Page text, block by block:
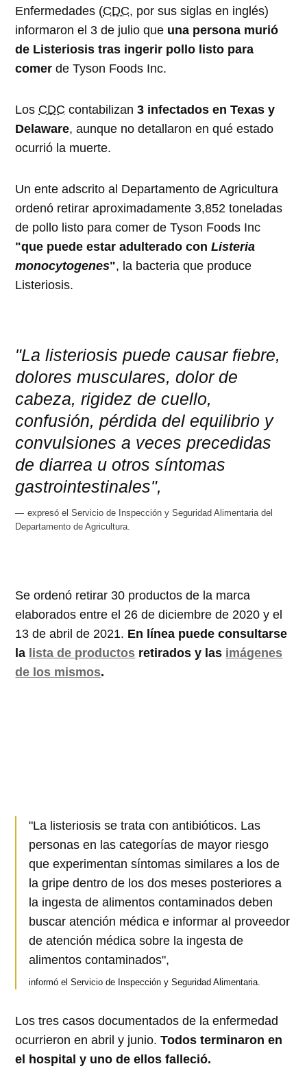
Enfermedades (CDC, por sus siglas en inglés)
informaron el 3 de julio que una persona murió
de Listeriosis tras ingerir pollo listo para
comer de Tyson Foods Inc.
Los CDC contabilizan3 infectados en Texas y
Delaware, aunque no detallaron en qué estado
ocurrió la muerte.
Un ente adscrito al Departamento de Agricultura
ordenó retirar aproximadamente 3,852 toneladas
de pollo listo para comer de Tyson Foods Inc
"que puede estar adulterado conListeria
monocytogenes", la bacteria que produce
Listeriosis.
"La listeriosis puede causar fiebre,
dolores musculares, dolor de
cabeza, rigidez de cuello,
confusión, pérdida del equilibrio y
convulsiones a veces precedidas
de diarrea u otros síntomas
gastrointestinales",
expresó el Servicio de Inspección y Seguridad Alimentaria del
Departamento de Agricultura.
Se ordenó retirar 30 productos de la marca
elaborados entre el 26 de diciembre de 2020 y el
13 de abril de 2021. En línea puede consultarse
la lista de productos retirados y las imágenes
de los mismos.
"La listeriosis se trata con antibióticos. Las
personas en las categorías de mayor riesgo
que experimentan síntomas similares a los de
la gripe dentro de los dos meses posteriores a
la ingesta de alimentos contaminados deben
buscar atención médica e informar al proveedor
de atención médica sobre la ingesta de
alimentos contaminados",
informó el Servicio de Inspección y Seguridad Alimentaria.
Los tres casos documentados de la enfermedad
ocurrieron en abril y junio.Todos terminaron en
el hospital y uno de ellos falleció.